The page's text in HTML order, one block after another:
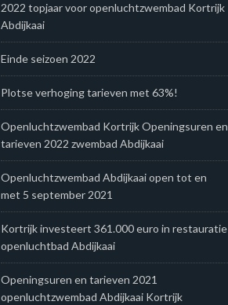
2022 topjaar voor openluchtzwembad Kortrijk
Abdijkaai
Einde seizoen 2022
Plotse verhoging tarieven met 63%!
Openluchtzwembad Kortrijk Openingsuren en
tarieven 2022 zwembad Abdijkaai
Openluchtzwembad Abdijkaai open tot en
met 5 september 2021
Kortrijk investeert 361.000 euro in restauratie
openluchtbad Abdijkaai
Openingsuren en tarieven 2021
openluchtzwembad Abdijkaai Kortrijk